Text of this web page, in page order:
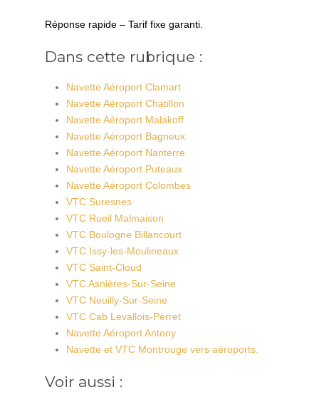
Réponse rapide – Tarif fixe garanti.
Dans cette rubrique :
Navette Aéroport Clamart
Navette Aéroport Chatillon
Navette Aéroport Malakoff
Navette Aéroport Bagneux
Navette Aéroport Nanterre
Navette Aéroport Puteaux
Navette Aéroport Colombes
VTC Suresnes
VTC Rueil Malmaison
VTC Boulogne Billancourt
VTC Issy-les-Moulineaux
VTC Saint-Cloud
VTC Asnières-Sur-Seine
VTC Neuilly-Sur-Seine
VTC Cab Levallois-Perret
Navette Aéroport Antony
Navette et VTC Montrouge vers aéroports.
Voir aussi :